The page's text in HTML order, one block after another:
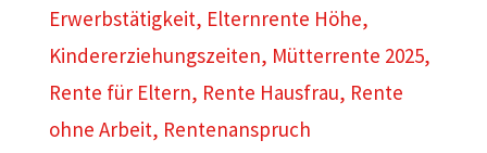
Erwerbstätigkeit, Elternrente Höhe,
Kindererziehungszeiten, Mütterrente 2025,
Rente für Eltern, Rente Hausfrau, Rente
ohne Arbeit, Rentenanspruch